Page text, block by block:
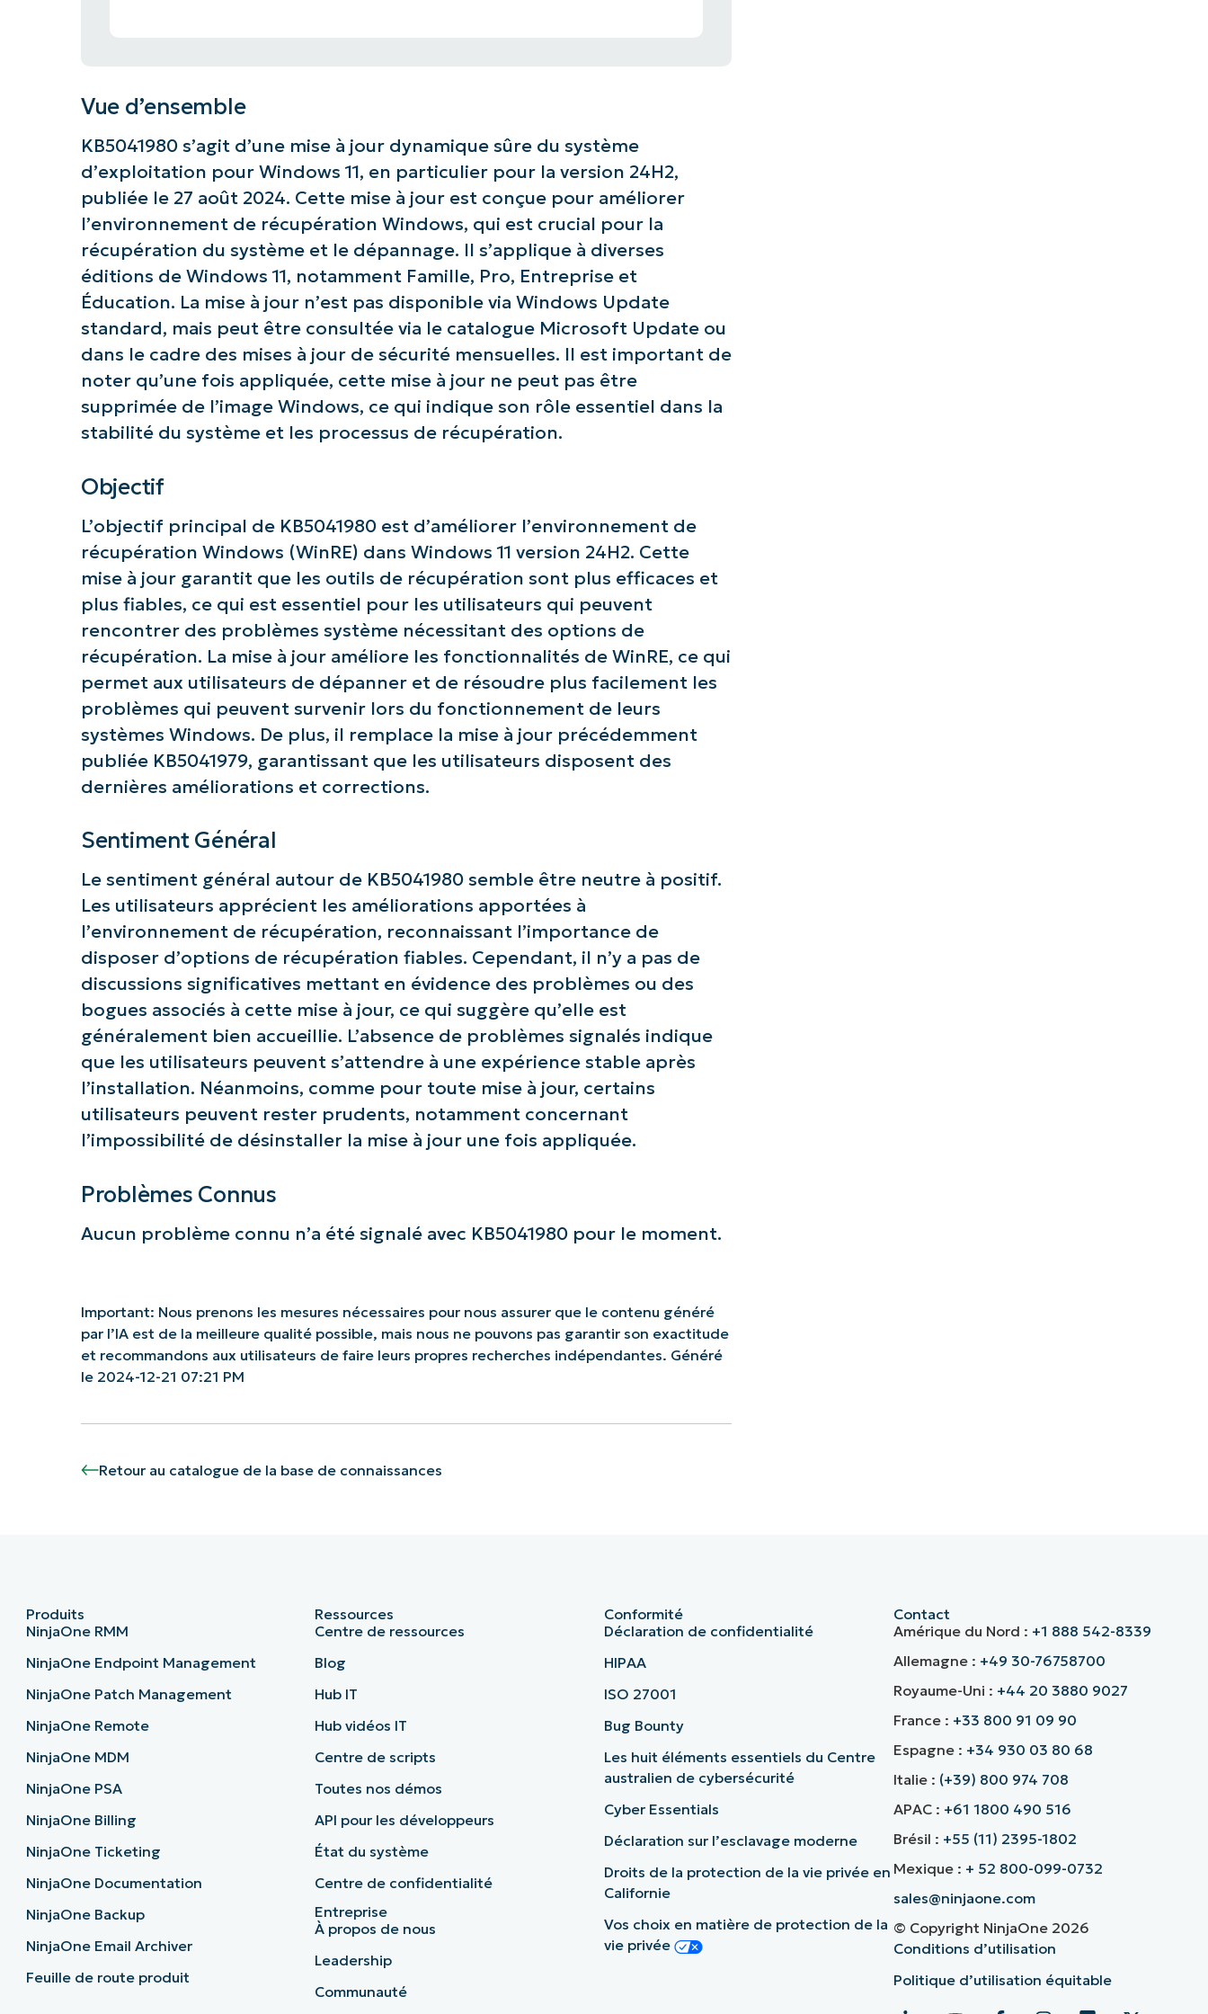
Vue d’ensemble
KB5041980 s’agit d’une mise à jour dynamique sûre du système
d’exploitation pour Windows 11, en particulier pour la version 24H2,
publiée le 27 août 2024. Cette mise à jour est conçue pour améliorer
l’environnement de récupération Windows, qui est crucial pour la
récupération du système et le dépannage. Il s’applique à diverses
éditions de Windows 11, notamment Famille, Pro, Entreprise et
Éducation. La mise à jour n’est pas disponible via Windows Update
standard, mais peut être consultée via le catalogue Microsoft Update ou
dans le cadre des mises à jour de sécurité mensuelles. Il est important de
noter qu’une fois appliquée, cette mise à jour ne peut pas être
supprimée de l’image Windows, ce qui indique son rôle essentiel dans la
stabilité du système et les processus de récupération.
Objectif
L’objectif principal de KB5041980 est d’améliorer l’environnement de
récupération Windows (WinRE) dans Windows 11 version 24H2. Cette
mise à jour garantit que les outils de récupération sont plus efficaces et
plus fiables, ce qui est essentiel pour les utilisateurs qui peuvent
rencontrer des problèmes système nécessitant des options de
récupération. La mise à jour améliore les fonctionnalités de WinRE, ce qui
permet aux utilisateurs de dépanner et de résoudre plus facilement les
problèmes qui peuvent survenir lors du fonctionnement de leurs
systèmes Windows. De plus, il remplace la mise à jour précédemment
publiée KB5041979, garantissant que les utilisateurs disposent des
dernières améliorations et corrections.
Sentiment Général
Le sentiment général autour de KB5041980 semble être neutre à positif.
Les utilisateurs apprécient les améliorations apportées à
l’environnement de récupération, reconnaissant l’importance de
disposer d’options de récupération fiables. Cependant, il n’y a pas de
discussions significatives mettant en évidence des problèmes ou des
bogues associés à cette mise à jour, ce qui suggère qu’elle est
généralement bien accueillie. L’absence de problèmes signalés indique
que les utilisateurs peuvent s’attendre à une expérience stable après
l’installation. Néanmoins, comme pour toute mise à jour, certains
utilisateurs peuvent rester prudents, notamment concernant
l’impossibilité de désinstaller la mise à jour une fois appliquée.
Problèmes Connus
Aucun problème connu n’a été signalé avec KB5041980 pour le moment.
Important: Nous prenons les mesures nécessaires pour nous assurer que le contenu généré
par l’IA est de la meilleure qualité possible, mais nous ne pouvons pas garantir son exactitude
et recommandons aux utilisateurs de faire leurs propres recherches indépendantes. Généré
le 2024-12-21 07:21 PM
Retour au catalogue de la base de connaissances
Commencez avec les analyses de KB pilotées par l'IA de
NinjaOne !
and
name*
Business
email*
Phone
Produits
NinjaOne RMM
NinjaOne Endpoint Management
NinjaOne Patch Management
NinjaOne Remote
NinjaOne MDM
NinjaOne PSA
NinjaOne Billing
NinjaOne Ticketing
NinjaOne Documentation
NinjaOne Backup
NinjaOne Email Archiver
Feuille de route produit
Ressources
Centre de ressources
Blog
Hub IT
Hub vidéos IT
Centre de scripts
Toutes nos démos
API pour les développeurs
État du système
Centre de confidentialité
Entreprise
À propos de nous
Leadership
Communauté
Conformité
Déclaration de confidentialité
HIPAA
ISO 27001
Bug Bounty
Les huit éléments essentiels du Centre
australien de cybersécurité
Cyber Essentials
Déclaration sur l’esclavage moderne
Droits de la protection de la vie privée en
Californie
Vos choix en matière de protection de la
vie privée
Contact
Amérique du Nord : +1 888 542-8339
Allemagne : +49 30-76758700
Royaume-Uni : +44 20 3880 9027
France : +33 800 91 09 90
Espagne : +34 930 03 80 68
Italie : (+39) 800 974 708
APAC : +61 1800 490 516
Brésil : +55 (11) 2395-1802
Mexique : + 52 800-099-0732
sales@ninjaone.com
© Copyright NinjaOne 2026
Conditions d’utilisation
Politique d’utilisation équitable